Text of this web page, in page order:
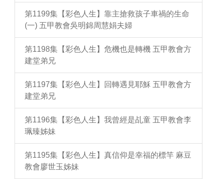
第1199集【彩色人生】靠主搶救孩子車禍的生命
(一) 五甲教會吳明錦周慧娟夫婦
第1198集【彩色人生】危機也是轉機 五甲教會方
建堂弟兄
第1197集【彩色人生】回轉遇見耶穌 五甲教會方
建堂弟兄
第1196集【彩色人生】我曾經是乩童 五甲教會李
珮臻姊妹
第1195集【彩色人生】真信仰是幸福的標竿 麻豆
教會廖世玉姊妹